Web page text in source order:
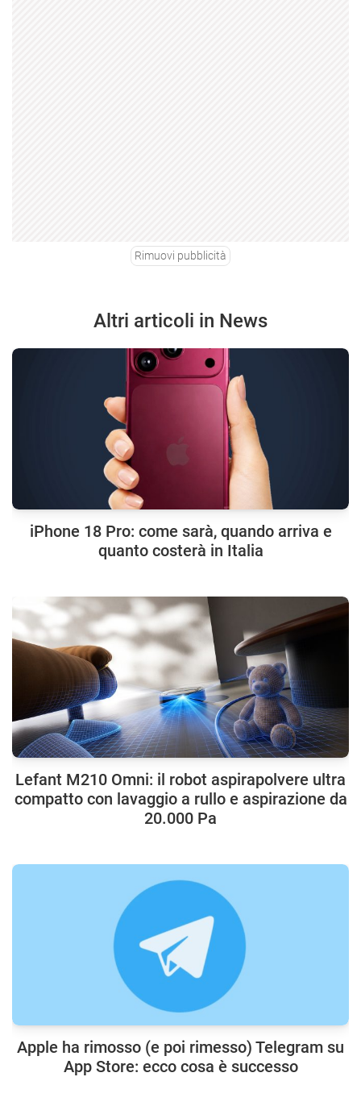
Rimuovi pubblicità
Altri articoli in News
iPhone 18 Pro: come sarà, quando arriva e
quanto costerà in Italia
Lefant M210 Omni: il robot aspirapolvere ultra
compatto con lavaggio a rullo e aspirazione da
20.000 Pa
Apple ha rimosso (e poi rimesso) Telegram su
App Store: ecco cosa è successo